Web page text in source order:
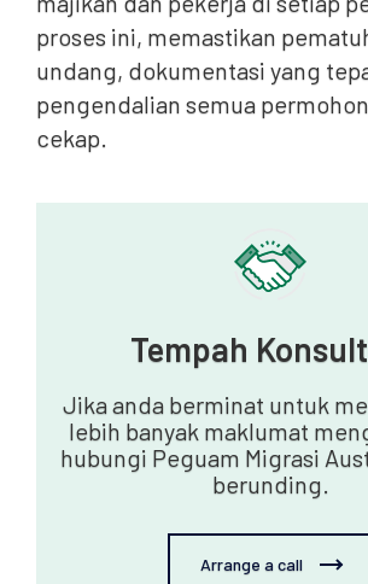
proses ini, memastikan
undang, dokumentasi yang
pengendalian semua
cekap.
Tempah
Jika anda berminat untuk
lebih banyak maklumat
hubungi Peguam Migrasi
berunding.
Arrange a call